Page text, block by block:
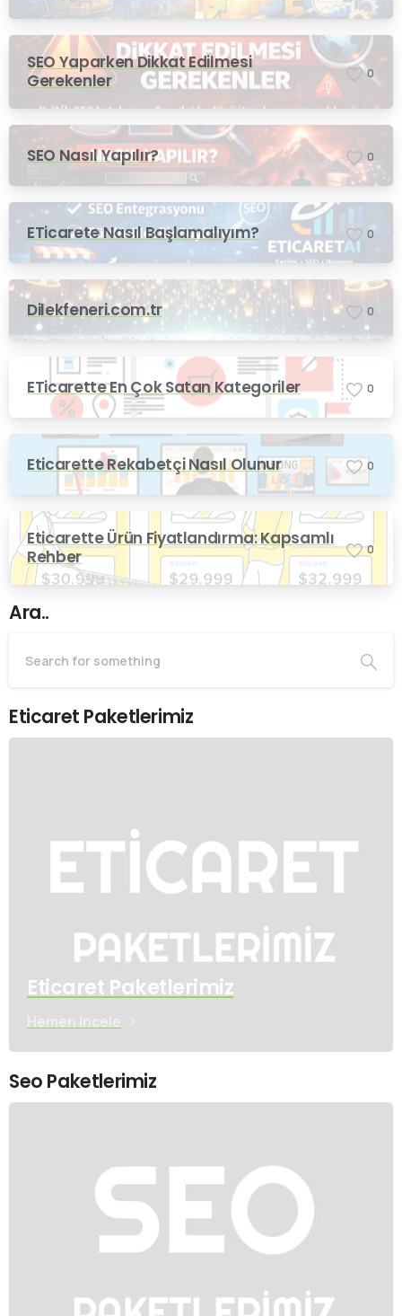
SEO Yaparken Dikkat Edilmesi
Gerekenler
0
SEO Nasıl Yapılır? 0
ETicarete Nasıl Başlamalıyım? 0
Dilekfeneri.com.tr 0
ETicarette En Çok Satan Kategoriler 0
Eticarette Rekabetçi Nasıl Olunur 0
Eticarette Ürün Fiyatlandırma: Kapsamlı
Rehber
0
Ara..
Eticaret Paketlerimiz
Eticaret Paketlerimiz
Seo Paketlerimiz